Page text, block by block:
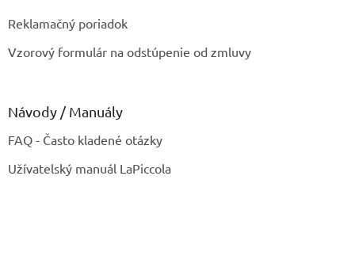
Reklamačný poriadok
Vzorový formulár na odstúpenie od zmluvy
Návody / Manuály
FAQ - Často kladené otázky
Užívatelský manuál LaPiccola